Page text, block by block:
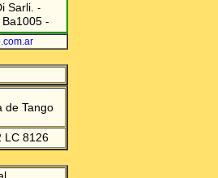
Sarli. -
Ba1005 -
de Tango
LC 8126